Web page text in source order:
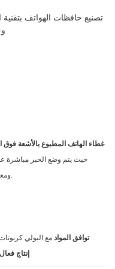
غطاء الهاتف المطبوع بالأشعة فوق
ومعالجته على الفور تحت ضوء الأشعة فوق البنفسجية.
توافق المواد مع البولي
إنتاج فعال